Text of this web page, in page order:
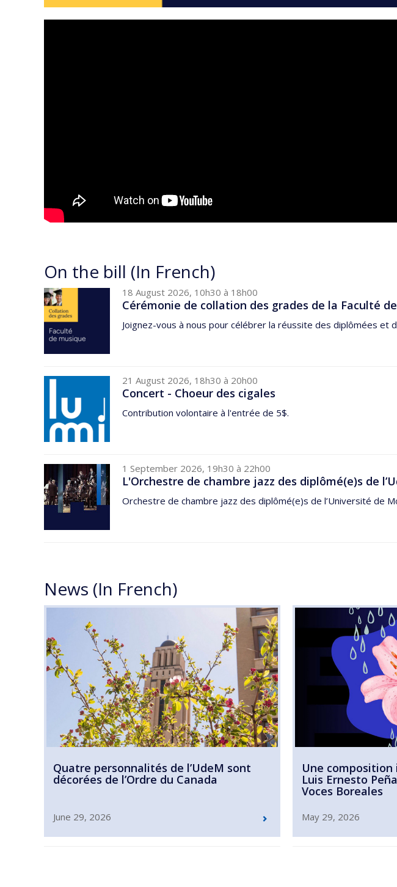
On the bill (In French)
18 August 2026, 10h30 à 18h00
Cérémonie de collation des grades de la Faculté
Joignez-vous à nous pour célébrer la réussite des diplômées et
21 August 2026, 18h30 à 20h00
Concert - Choeur des cigales
Contribution volontaire à l'entrée de 5$.
1 September 2026, 19h30 à 22h00
L'Orchestre de chambre jazz des diplômé(e)s de
Orchestre de chambre jazz des diplômé(e)s de l’Université de
News (In French)
Quatre personnalités de l’UdeM sont
décorées de l’Ordre du Canada
June 29, 2026
Une
Luis Ernesto
Voces Boreales
May 29, 2026